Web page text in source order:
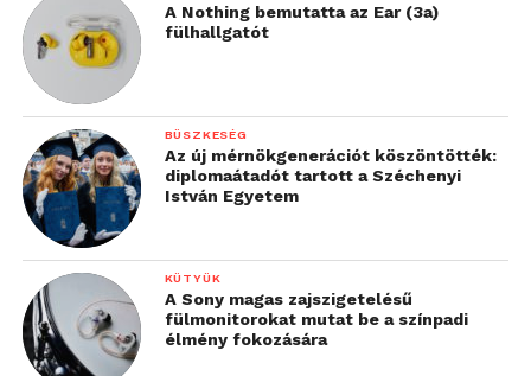
A Nothing bemutatta az Ear (3a)
fülhallgatót
BÜSZKESÉG
Az új mérnökgenerációt köszöntötték:
diplomaátadót tartott a Széchenyi
István Egyetem
KÜTYÜK
A Sony magas zajszigetelésű
fülmonitorokat mutat be a színpadi
élmény fokozására